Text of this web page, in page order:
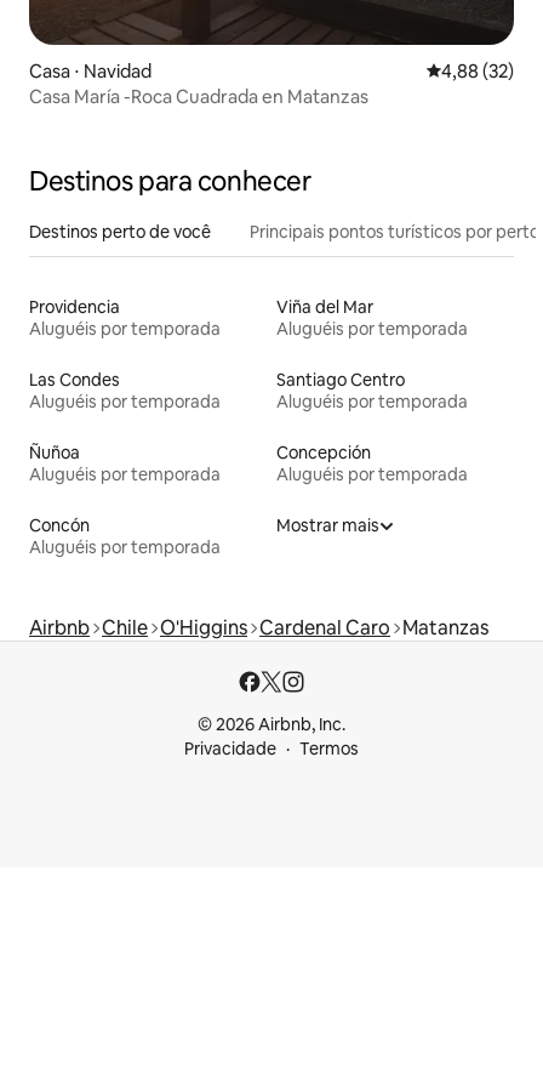
Casa ⋅ Navidad 4,88 de uma
4,88 (32)
Casa María -Roca Cuadrada en Matanzas
Destinos para conhecer
Destinos perto de você Principais pontos turísticos por perto
Providencia
Aluguéis por temporada
Viña del Mar
Aluguéis por temporada
Las Condes
Aluguéis por temporada
Santiago Centro
Aluguéis por temporada
Ñuñoa
Aluguéis por temporada
Concepción
Aluguéis por temporada
Concón
Aluguéis por temporada
Mostrar mais
Airbnb Chile O'Higgins Cardenal Caro Matanzas
© 2026 Airbnb, Inc.
Privacidade
Termos